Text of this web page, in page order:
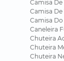
Camisa
Camisa
Camisa Do
Caneleira
Chuteira
Chuteira
Chuteira